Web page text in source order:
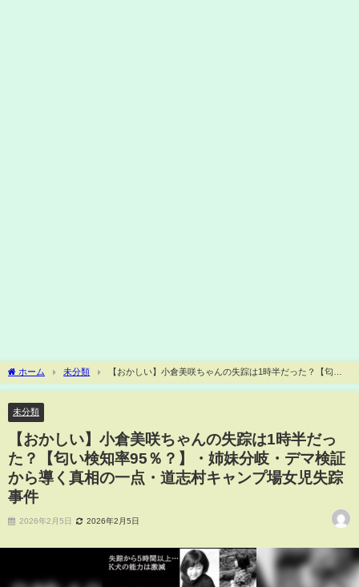
ホーム 未分類
【おかしい】小倉美咲ちゃんの失踪は1時半だった？【匂い
検知率95％？】・姉妹分岐・デマ検証から導く真相の一点・道志村キャンプ場女児失
未分類
【おかしい】小倉美咲ちゃんの失踪は1時半だっ
た？【匂い検知率95％？】・姉妹分岐・デマ検証
から導く真相の一点・道志村キャンプ場女児失踪
事件
2026年2月5日 2026年2月5日